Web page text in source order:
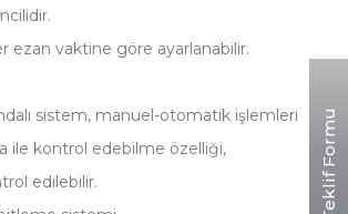
ezan vaktine göre ayarlanabilir.
sistem, manuel-otomatik işlemleri
ile kontrol edebilme özelliği,
edilebilir.
Teklif Formu